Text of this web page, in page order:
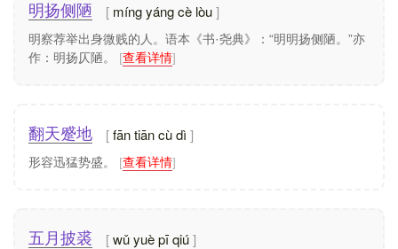
明扬侧陋 míng yáng cè lòu
明察荐举出身微贱的人。语本《书·尧典》：“明明扬侧陋。”亦
作：明扬仄陋。 [查看详情]
翻天蹙地 fān tiān cù dì
形容迅猛势盛。 [查看详情]
五月披裘 wǔ yuè pī qiú